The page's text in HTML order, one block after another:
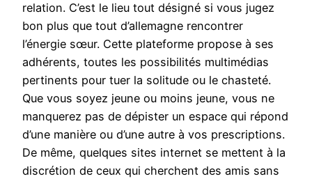
relation. C’est le lieu tout désigné si vous jugez
bon plus que tout d’allemagne rencontrer
l’énergie sœur. Cette plateforme propose à ses
adhérents, toutes les possibilités multimédias
pertinents pour tuer la solitude ou le chasteté.
Que vous soyez jeune ou moins jeune, vous ne
manquerez pas de dépister un espace qui répond
d’une manière ou d’une autre à vos prescriptions.
De même, quelques sites internet se mettent à la
discrétion de ceux qui cherchent des amis sans